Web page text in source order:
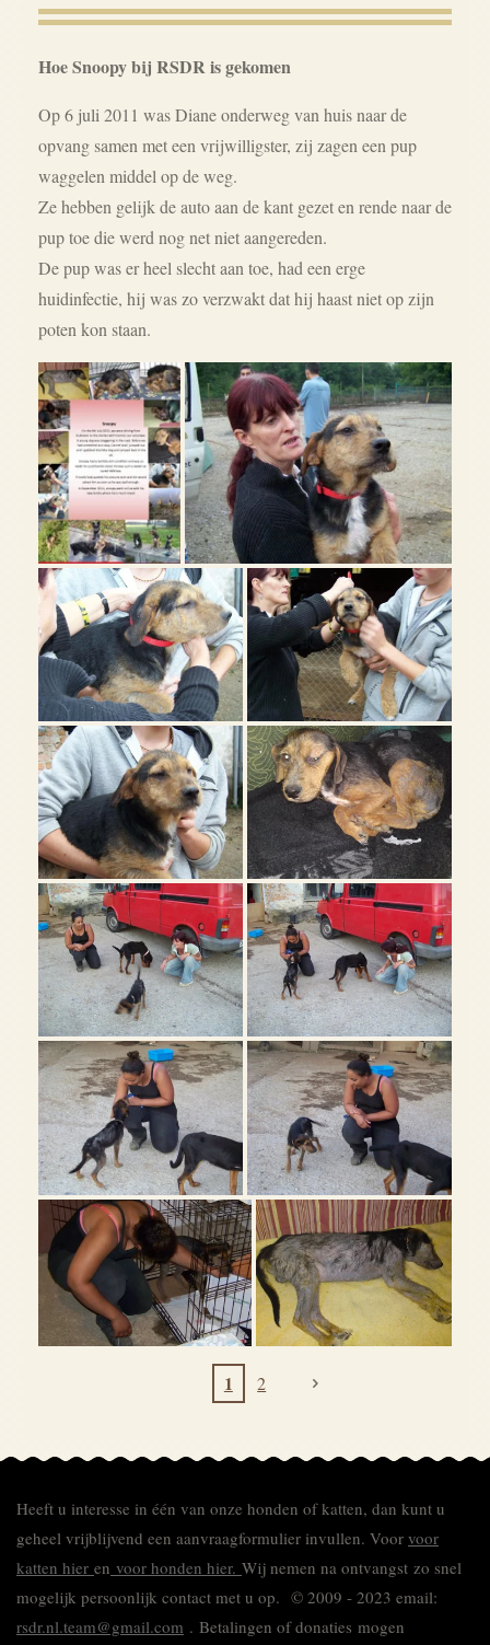
Hoe Snoopy bij RSDR is gekomen
Op 6 juli 2011 was Diane onderweg van huis naar de
opvang samen met een vrijwilligster, zij zagen een pup
waggelen middel op de weg.
Ze hebben gelijk de auto aan de kant gezet en rende naar de
pup toe die werd nog net niet aangereden.
De pup was er heel slecht aan toe, had een erge
huidinfectie, hij was zo verzwakt dat hij haast niet op zijn
poten kon staan.
1 2
Heeft u interesse in één van onze honden of katten, dan kunt u
geheel vrijblijvend een aanvraagformulier invullen. Voor voor
katten hier en voor honden hier. Wij nemen na ontvangst zo snel
mogelijk persoonlijk contact met u op. © 2009 - 2023 email:
rsdr.nl.team@gmail.com . Betalingen of donaties mogen